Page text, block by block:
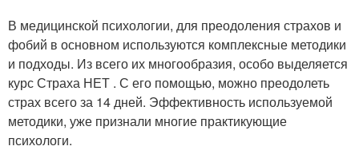
В медицинской психологии, для преодоления страхов и
фобий в основном используются комплексные методики
и подходы. Из всего их многообразия, особо выделяется
курс Страха НЕТ . С его помощью, можно преодолеть
страх всего за 14 дней. Эффективность используемой
методики, уже признали многие практикующие
психологи.